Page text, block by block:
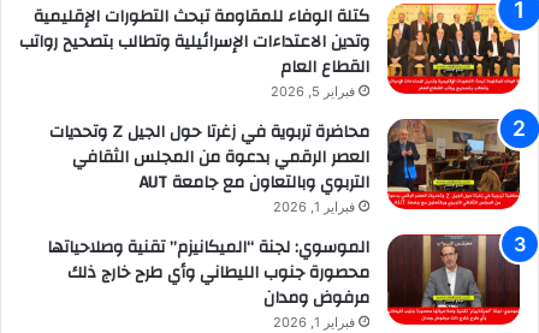
كتلة الوفاء للمقاومة تبحث التطورات الإقليمية
وتدين الاعتداءات الإسرائيلية وتطالب بتصحيح رواتب
القطاع العام
فبراير 5, 2026
محاضرة تربوية في زغرتا حول الجيل Z وتحديات
العصر الرقمي بدعوة من المجلس الثقافي
التربوي وبالتعاون مع جامعة AUT
فبراير 1, 2026
الموسوي: لجنة “الميكانيزم” تقنية وصلاحياتها
محصورة جنوب الليطاني وأي طرح خارج ذلك
مرفوض ومدان
فبراير 1, 2026